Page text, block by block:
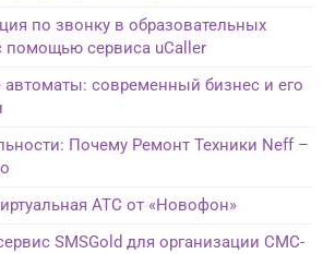
по звонку в образовательных
помощью сервиса uCaller
автоматы: современный бизнес и его
Почему Ремонт Техники Neff –
АТС от «Новофон»
SMSGold для организации СМС-